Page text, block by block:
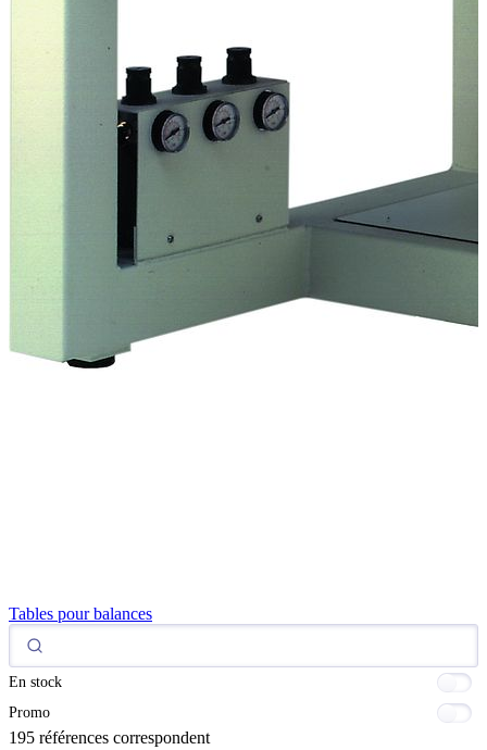
Tables pour balances
En stock
Promo
195 références correspondent